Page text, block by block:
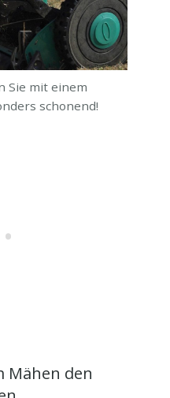
Sie mit einem
schonend!
Mähen den